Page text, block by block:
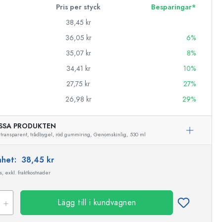
Exemplarisk representation
Pris per styck
Besparingar*
38,45 kr
36,05 kr
6%
35,07 kr
8%
34,41 kr
10%
27,75 kr
27%
26,98 kr 29%
PRODUKTEN
transparent, trådbygel, röd gummiring, Genomskinlig, 530 ml
38,45 kr
exkl. fraktkostnader
Lägg till i kundvagnen